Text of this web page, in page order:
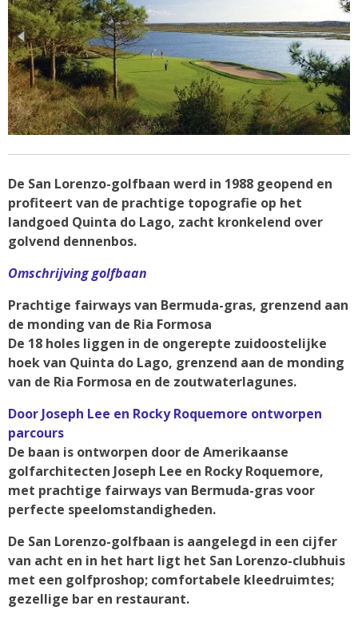
De San Lorenzo-golfbaan werd in 1988 geopend en
profiteert van de prachtige topografie op het
landgoed Quinta do Lago, zacht kronkelend over
golvend dennenbos.
Omschrijving golfbaan
Prachtige fairways van Bermuda-gras, grenzend aan
de monding van de Ria Formosa
De 18 holes liggen in de ongerepte zuidoostelijke
hoek van Quinta do Lago, grenzend aan de monding
van de Ria Formosa en de zoutwaterlagunes.
Door Joseph Lee en Rocky Roquemore ontworpen
parcours
De baan is ontworpen door de Amerikaanse
golfarchitecten Joseph Lee en Rocky Roquemore,
met prachtige fairways van Bermuda-gras voor
perfecte speelomstandigheden.
De San Lorenzo-golfbaan is aangelegd in een cijfer
van acht en in het hart ligt het San Lorenzo-clubhuis
met een golfproshop; comfortabele kleedruimtes;
gezellige bar en restaurant.